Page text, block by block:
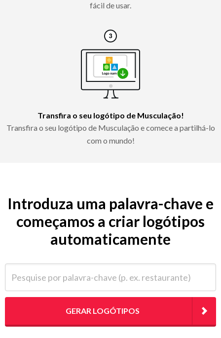
fácil de usar.
Transfira o seu logótipo de Musculação!
Transfira o seu logótipo de Musculação e comece a partilhá-lo
com o mundo!
Introduza uma palavra-chave e
começamos a criar logótipos
automaticamente
GERAR LOGÓTIPOS